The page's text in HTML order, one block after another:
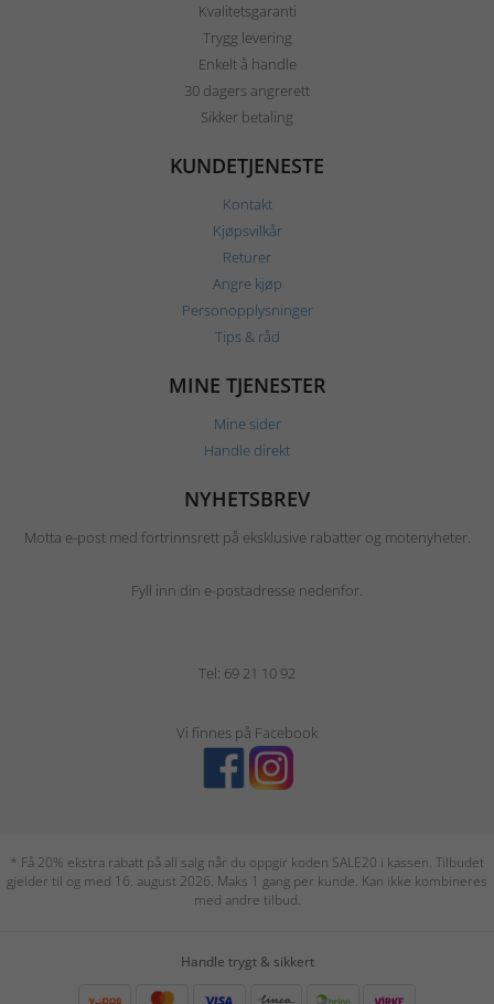
Kvalitetsgaranti
Trygg levering
Enkelt å handle
30 dagers angrerett
Sikker betaling
KUNDETJENESTE
Kontakt
Kjøpsvilkår
Returer
Angre kjøp
Personopplysninger
Tips & råd
MINE TJENESTER
Mine sider
Handle direkt
NYHETSBREV
Motta e-post med fortrinnsrett på eksklusive rabatter og motenyheter.
Fyll inn din e-postadresse nedenfor.
Tel: 69 21 10 92
Vi finnes på Facebook
* Få 20% ekstra rabatt på all salg når du oppgir koden SALE20 i kassen. Tilbudet
gjelder til og med 16. august 2026. Maks 1 gang per kunde. Kan ikke kombineres
med andre tilbud.
Handle trygt & sikkert